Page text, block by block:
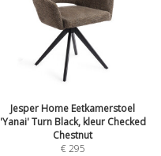
Jesper Home Eetkamerstoel
'Yanai' Turn Black, kleur Checked
Chestnut
€295